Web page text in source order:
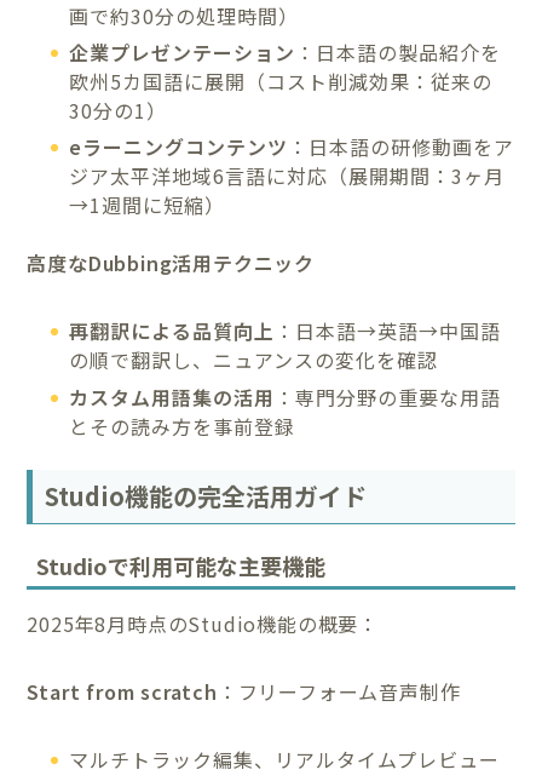
画で約30分の処理時間）
企業プレゼンテーション ：日本語の製品紹介を
欧州5カ国語に展開（コスト削減効果：従来の
30分の1）
eラーニングコンテンツ ：日本語の研修動画をア
ジア太平洋地域6言語に対応（展開期間：3ヶ月
→1週間に短縮）
高度なDubbing活用テクニック
再翻訳による品質向上 ：日本語→英語→中国語
の順で翻訳し、ニュアンスの変化を確認
カスタム用語集の活用 ：専門分野の重要な用語
とその読み方を事前登録
Studio機能の完全活用ガイド
Studioで利用可能な主要機能
2025年8月時点のStudio機能の概要：
Start from scratch ：フリーフォーム音声制作
マルチトラック編集、リアルタイムプレビュー